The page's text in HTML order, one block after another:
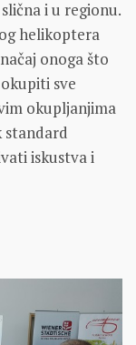
i u regionu.
helikoptera
onoga što
sve
okupljanjima
standard
iskustva i